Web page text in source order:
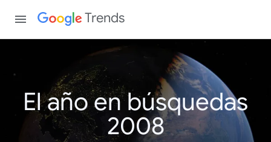
Trends
El año en búsquedas
2008